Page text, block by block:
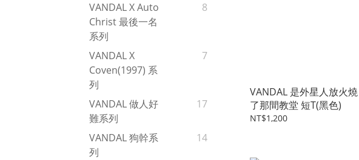
VANDAL X Auto
Christ 最後一名
系列
8
VANDAL X
Coven(1997) 系
列
7
VANDAL 做人好
難系列
17
VANDAL 狗幹系
列
14
VANDAL 是外星人放火燒
了那間教堂 短T(黑色)
NT$1,200